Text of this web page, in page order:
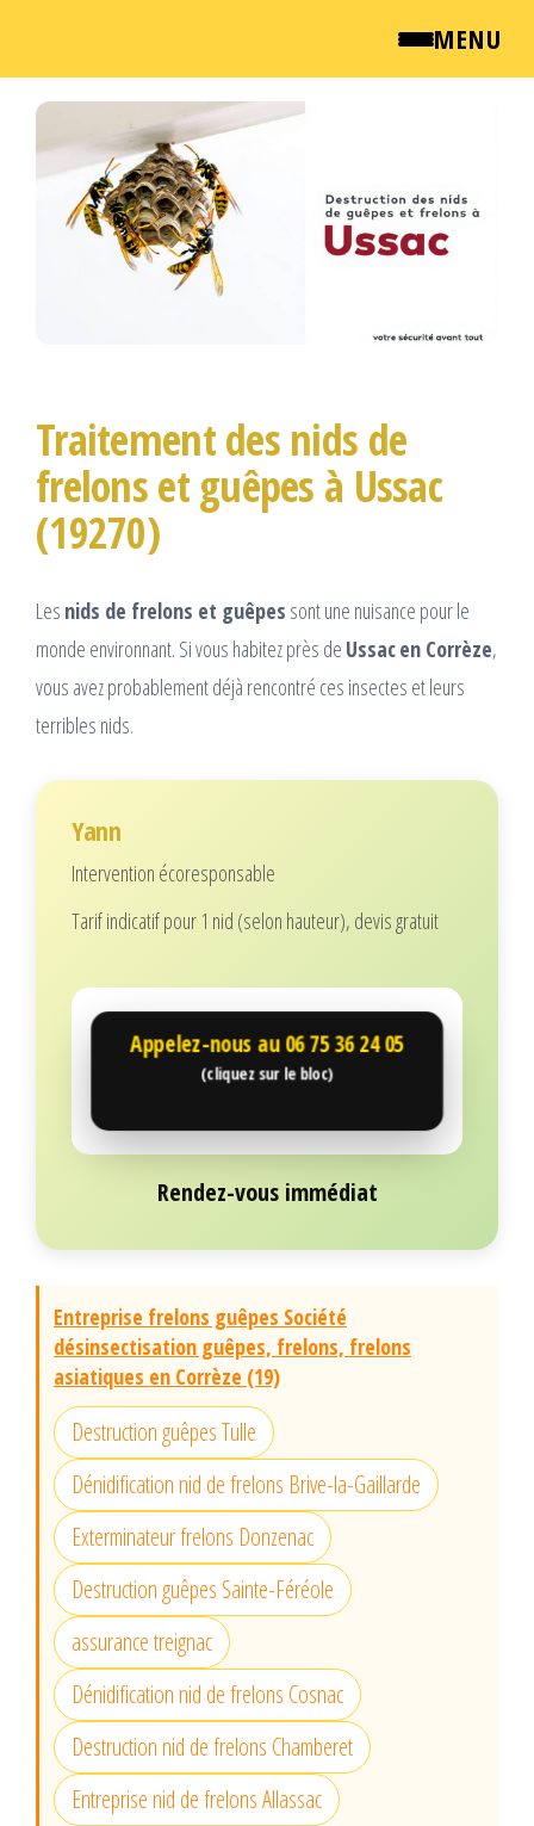
MENU
QUI SOMMES NOUS ?
NEWSROOM
Passer
contenu
Traitement des nids de
frelons et guêpes à Ussac
(19270)
Les nids de frelons et guêpes sont une nuisance pour le
monde environnant. Si vous habitez près de Ussacen Corrèze,
vous avez probablement déjà rencontré ces insectes et leurs
terribles nids.
Yann
Intervention écoresponsable
Tarif indicatif pour 1 nid (selon hauteur), devis gratuit
Appelez-nous au06 75 36 24 05
(cliquez sur le bloc)
Rendez-vous immédiat
Entreprise frelons guêpes Société
désinsectisation guêpes, frelons, frelons
asiatiques en Corrèze (19)
Destruction guêpes Tulle
Dénidification nid de frelons Brive-la-Gaillarde
Exterminateur frelons Donzenac
Destruction guêpes Sainte-Féréole
assurance treignac
Dénidification nid de frelons Cosnac
Destruction nid de frelons Chamberet
Entreprise nid de frelons Allassac